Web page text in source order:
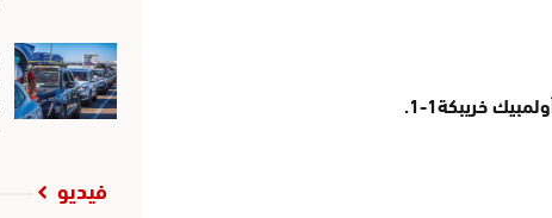
فيديو